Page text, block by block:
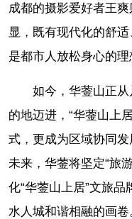
成都的摄影爱好者王
显，既有现代化的舒
是都市人放松身心的理
如今，华蓥山正
的地迈进，“华蓥山上
式，更成为区域协同发
未来，华蓥将坚定“旅
化“华蓥山上居”文旅
水人城和谐相融的画卷